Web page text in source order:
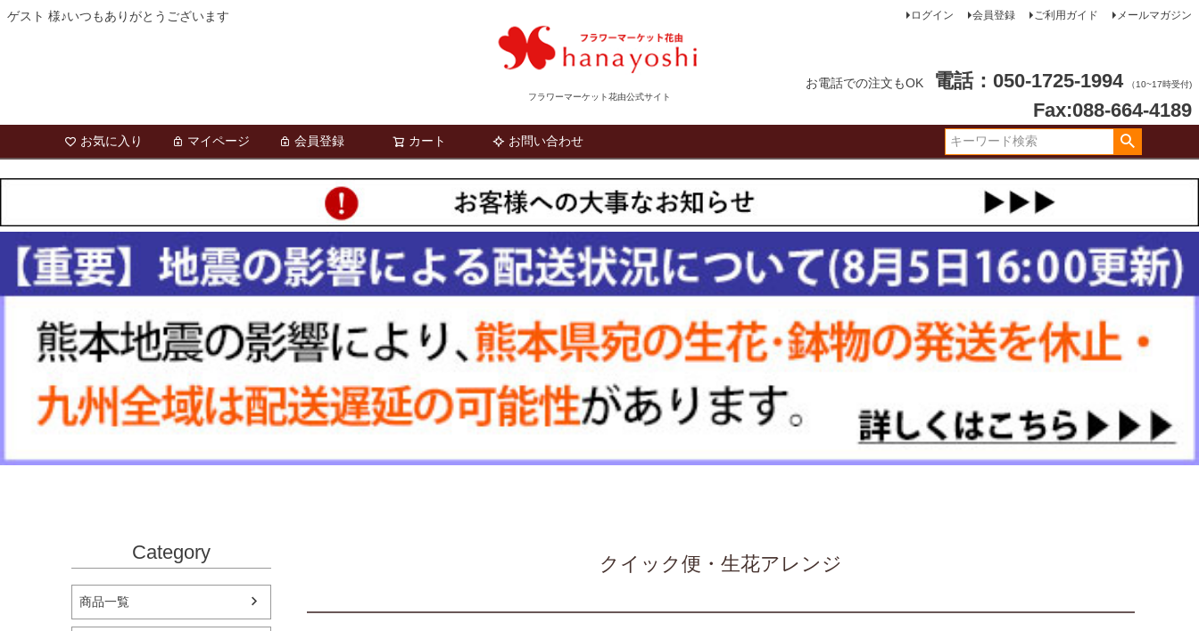
ゲスト 様♪いつもありがとうございます
フラワーマーケット花由公式サイト
ログイン 会員登録 ご利用ガイド メールマガジン
お電話での注文もOK 電話：050-1725-1994 （10~17時受付)
Fax:088-664-4189
お気に入り マイページ 会員登録 カート お問い合わせ
Category
商品一覧
クイック便・生花アレンジ